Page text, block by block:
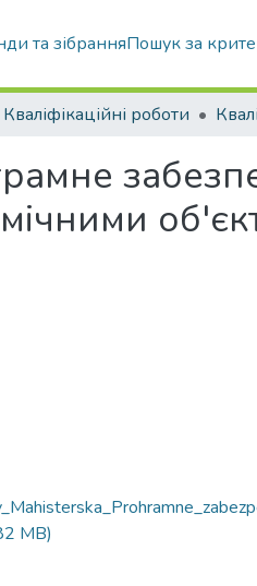
та зібранняПошук за
Кваліфікаційні роботи
MB)